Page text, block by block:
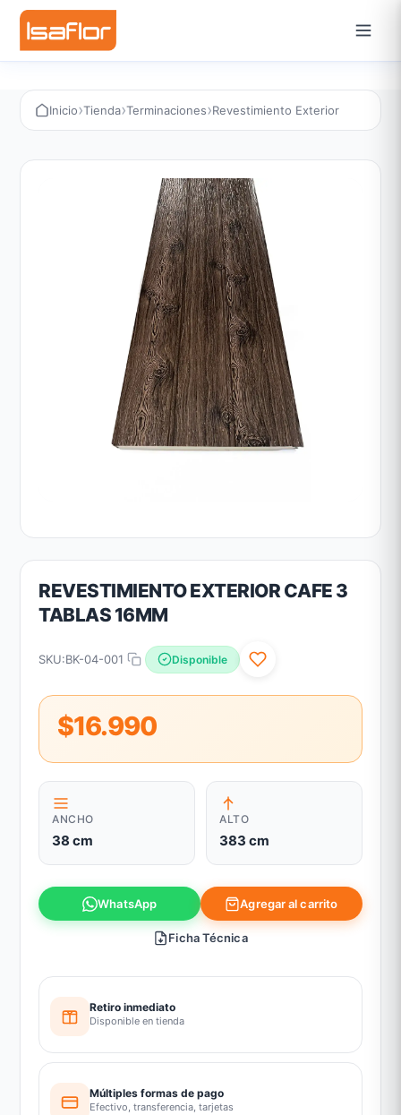
Inicio›Tienda›Terminaciones›Revestimiento Exterior
REVESTIMIENTO EXTERIOR CAFE 3
TABLAS 16MM
SKU:BK-04-001 Disponible
$16.990
ANCHO
38 cm
ALTO
383 cm
WhatsApp Agregar al carrito
Ficha Técnica
Retiro inmediato
Disponible en tienda
Múltiples formas de pago
Efectivo, transferencia, tarjetas